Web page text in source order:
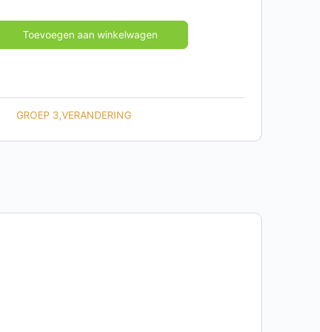
Toevoegen aan winkelwagen
GROEP 3,VERANDERING